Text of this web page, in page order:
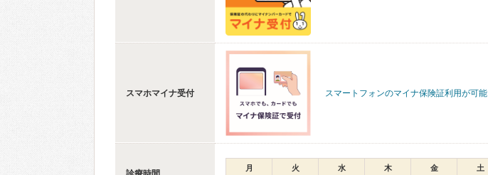
スマホマイナ受付 スマートフォンのマイナ保険証利用が可能
月 火 水 木 金 土